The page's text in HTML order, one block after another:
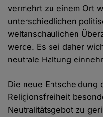
vermehrt zu einem Ort
unterschiedlichen
weltanschaulichen
werde. Es sei daher
neutrale Haltung
Die neue Entscheidung
Religionsfreiheit
Neutralitätsgebot zu